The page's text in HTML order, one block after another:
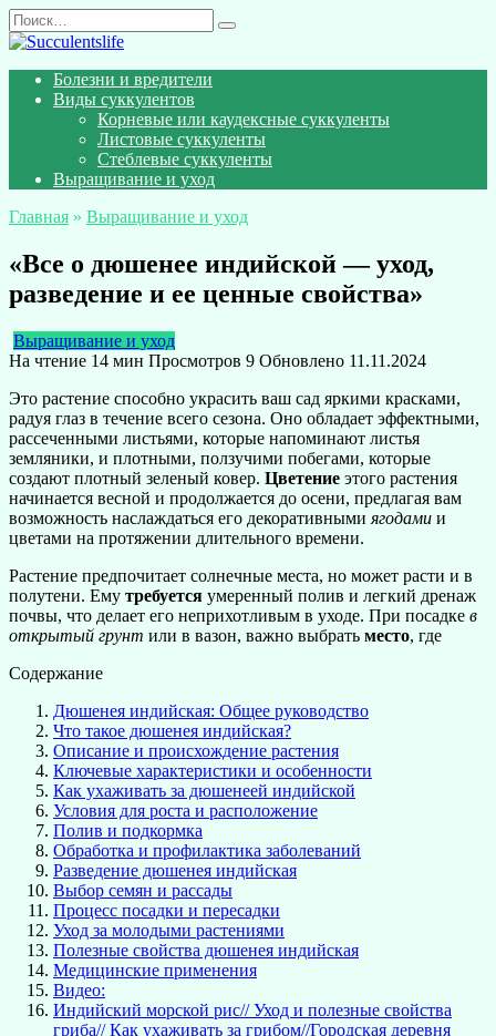
Перейти
к
Search
for:
Болезни и вредители
Виды суккулентов
Корневые или каудексные суккуленты
Листовые суккуленты
Стеблевые суккуленты
Выращивание и уход
Главная » Выращивание и уход
«Все о дюшенее индийской — уход,
разведение и ее ценные свойства»
Выращивание и уход
На чтение 14 мин Просмотров 9 Обновлено 11.11.2024
Это растение способно украсить ваш сад яркими красками,
радуя глаз в течение всего сезона. Оно обладает эффектными,
рассеченными листьями, которые напоминают листья
земляники, и плотными, ползучими побегами, которые
создают плотный зеленый ковер. Цветение этого растения
начинается весной и продолжается до осени, предлагая вам
возможность наслаждаться его декоративными ягодами и
цветами на протяжении длительного времени.
Растение предпочитает солнечные места, но может расти и в
полутени. Ему требуется умеренный полив и легкий дренаж
почвы, что делает его неприхотливым в уходе. При посадке в
открытый грунт или в вазон, важно выбрать место, где
Содержание
Дюшенея индийская: Общее руководство
Что такое дюшенея индийская?
Описание и происхождение растения
Ключевые характеристики и особенности
Как ухаживать за дюшенеей индийской
Условия для роста и расположение
Полив и подкормка
Обработка и профилактика заболеваний
Разведение дюшенея индийская
Выбор семян и рассады
Процесс посадки и пересадки
Уход за молодыми растениями
Полезные свойства дюшенея индийская
Медицинские применения
Видео:
Индийский морской рис// Уход и полезные свойства
гриба// Как ухаживать за грибом//Городская деревня